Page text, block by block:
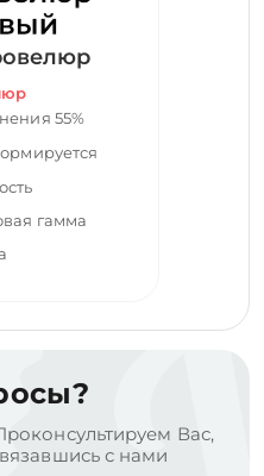
55%
гамма
Вас,
с нами